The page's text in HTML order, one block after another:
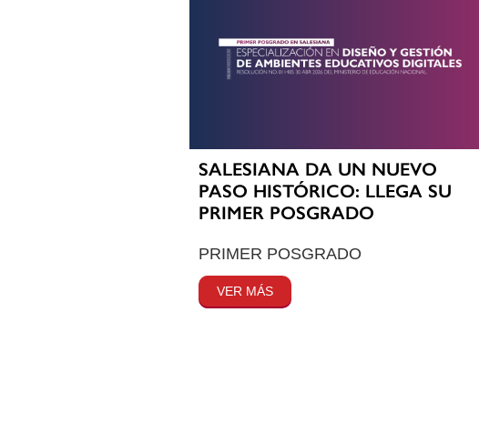
SALESIANA DA UN NUEVO
PASO HISTÓRICO: LLEGA SU
PRIMER POSGRADO
PRIMER POSGRADO
VER MÁS